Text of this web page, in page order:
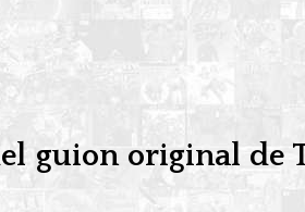
guion original de